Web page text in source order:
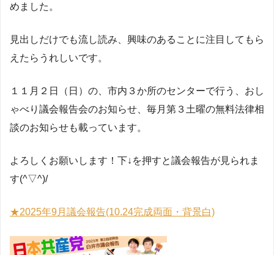
めました。
見出しだけでも流し読み、興味のあることに注目してもら
えたらうれしいです。
１１月２日（日）の、市内３か所のセンターで行う、おし
ゃべり議会報告会のお知らせ、毎月第３土曜の無料法律相
談のお知らせも載っています。
よろしくお願いします！下↓を押すと議会報告が見られま
す(^▽^)/
★2025年9月議会報告(10.24完成両面・背景白)